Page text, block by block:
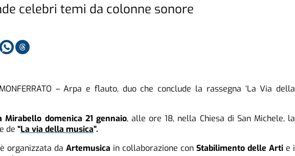
celebri temi da colonne sonore
MONFERRATO – Arpa e flauto, duo che conclude la rassegna ‘La Via della
Mirabello domenica 21 gennaio, alle ore 18, nella Chiesa di San Michele, la
de “La via della musica”.
organizzata daArtemusica in collaborazione conStabilimento delle Arti e i